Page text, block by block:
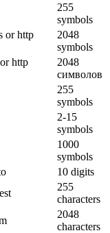
255
symbols
or http
2048
symbols
http
2048
символов
255
symbols
2-15
symbols
1000
symbols
10 digits
255
characters
2048
characters